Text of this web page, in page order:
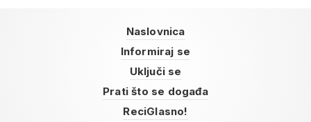
Naslovnica
Informiraj se
Uključi se
Prati što se događa
ReciGlasno!